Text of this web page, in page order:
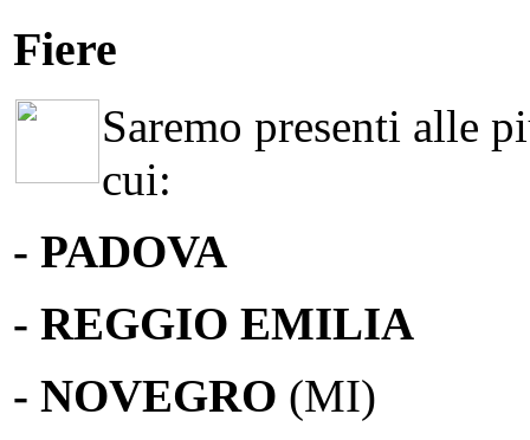
Fiere
Saremo presenti alle
cui:
- PADOVA
- REGGIO EMILIA
- NOVEGRO (MI)